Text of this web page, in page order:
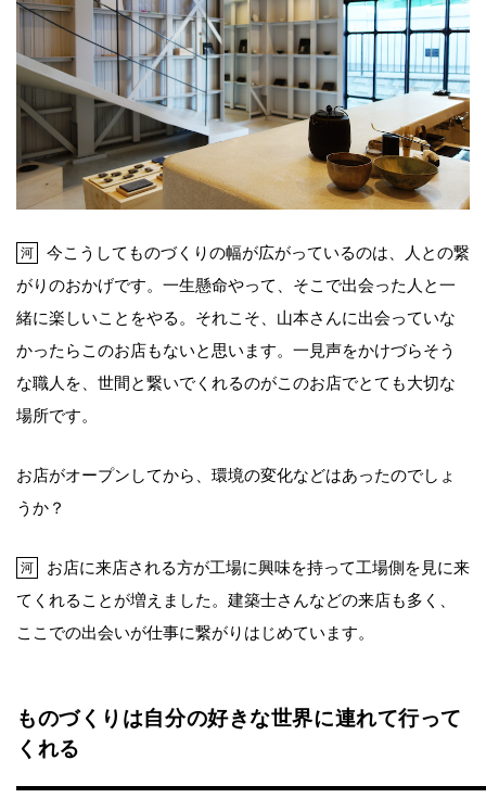
河
今こうしてものづくりの幅が広がっているのは、人との繋
がりのおかげです。一生懸命やって、そこで出会った人と一
緒に楽しいことをやる。それこそ、山本さんに出会っていな
かったらこのお店もないと思います。一見声をかけづらそう
な職人を、世間と繋いでくれるのがこのお店でとても大切な
場所です。
お店がオープンしてから、環境の変化などはあったのでしょ
うか？
河
お店に来店される方が工場に興味を持って工場側を見に来
てくれることが増えました。建築士さんなどの来店も多く、
ここでの出会いが仕事に繋がりはじめています。
ものづくりは自分の好きな世界に連れて行って
くれる